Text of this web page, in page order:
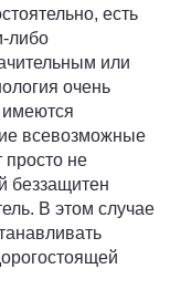
есть
либо
или
очень
имеются
всевозможные
просто не
беззащитен
В этом случае